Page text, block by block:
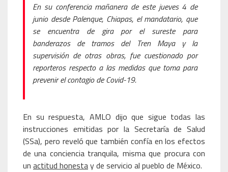
En su conferencia mañanera de este jueves 4 de
junio desde Palenque, Chiapas, el mandatario, que
se encuentra de gira por el sureste para
banderazos de tramos del Tren Maya y la
supervisión de otras obras, fue cuestionado por
reporteros respecto a las medidas que toma para
prevenir el contagio de Covid-19.
En su respuesta, AMLO dijo que sigue todas las
instrucciones emitidas por la Secretaría de Salud
(SSa), pero reveló que también confía en los efectos
de una conciencia tranquila, misma que procura con
un actitud honestay de servicio al pueblo de México.